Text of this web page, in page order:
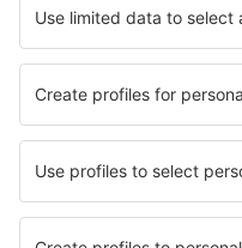
Hotels in Coudekerque-
Hotels in Saint-Jean-de-
Die besten Hotels - Städte
Hotels in Collingwood
Hotels in Saanen